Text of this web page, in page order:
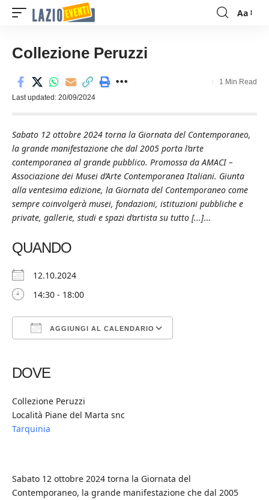
Font
Aa
Collezione Peruzzi
Last updated: 20/09/2024
1 Min Read
Sabato 12 ottobre 2024 torna la Giornata del Contemporaneo,
la grande manifestazione che dal 2005 porta l’arte
contemporanea al grande pubblico. Promossa da AMACI –
Associazione dei Musei d’Arte Contemporanea Italiani. Giunta
alla ventesima edizione, la Giornata del Contemporaneo come
sempre coinvolgerà musei, fondazioni, istituzioni pubbliche e
private, gallerie, studi e spazi d’artista su tutto [...]...
QUANDO
12.10.2024
14:30 - 18:00
AGGIUNGI AL CALENDARIO
DOVE
Collezione Peruzzi
Località Piane del Marta snc
Tarquinia
Sabato 12 ottobre 2024 torna la Giornata del
Contemporaneo, la grande manifestazione che dal 2005